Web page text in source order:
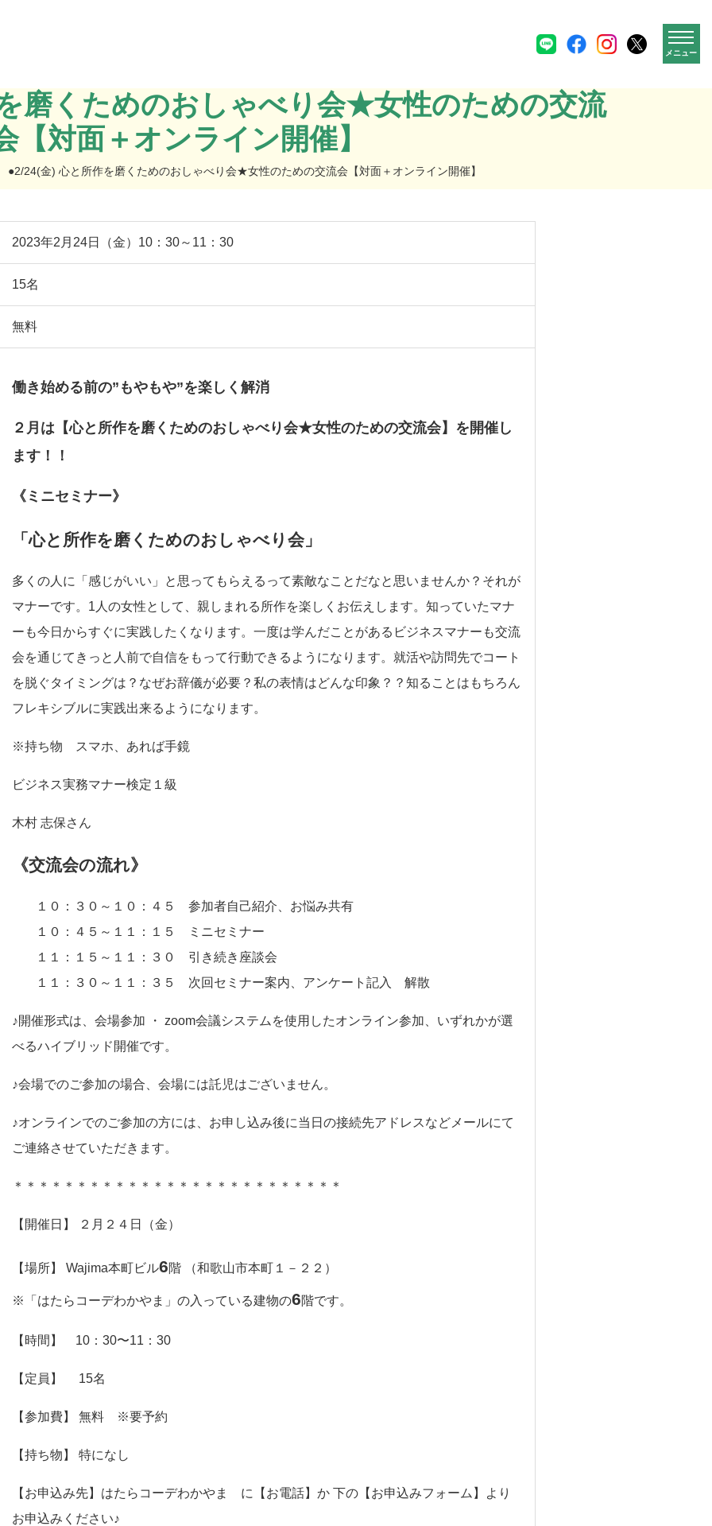
メニュー
磨くためのおしゃべり会★女性のための交流
【対面＋オンライン開催】
●2/24(金) 心と所作を磨くためのおしゃべり会★女性のための交流会【対面＋オンライン開催】
2023年2月24日（金）10：30～11：30
15名
無料
働き始める前の”もやもや”を楽しく解消
２月は【心と所作を磨くためのおしゃべり会★女性のための交流会】を開催し
ます！！
《ミニセミナー》
「心と所作を磨くためのおしゃべり会」
多くの人に「感じがいい」と思ってもらえるって素敵なことだなと思いませんか？それが
マナーです。1人の女性として、親しまれる所作を楽しくお伝えします。知っていたマナ
ーも今日からすぐに実践したくなります。一度は学んだことがあるビジネスマナーも交流
会を通じてきっと人前で自信をもって行動できるようになります。就活や訪問先でコート
を脱ぐタイミングは？なぜお辞儀が必要？私の表情はどんな印象？？知ることはもちろん
フレキシブルに実践出来るようになります。
※持ち物 スマホ、あれば手鏡
ビジネス実務マナー検定１級
木村 志保さん
《交流会の流れ》
１０：３０～１０：４５ 参加者自己紹介、お悩み共有
１０：４５～１１：１５ ミニセミナー
１１：１５～１１：３０ 引き続き座談会
１１：３０～１１：３５ 次回セミナー案内、アンケート記入 解散
♪開催形式は、会場参加 ・ zoom会議システムを使用したオンライン参加、いずれかが選
べるハイブリッド開催です。
♪会場でのご参加の場合、会場には託児はございません。
♪オンラインでのご参加の方には、お申し込み後に当日の接続先アドレスなどメールにて
ご連絡させていただきます。
＊ ＊ ＊ ＊ ＊ ＊ ＊ ＊ ＊ ＊ ＊ ＊ ＊ ＊ ＊ ＊ ＊ ＊ ＊ ＊ ＊ ＊ ＊ ＊ ＊ ＊
【開催日】 ２月２４日（金）
【場所】 Wajima本町ビル6階 （和歌山市本町１－２２）
※「はたらコーデわかやま」の入っている建物の6階です。
【時間】 10：30〜11：30
【定員】 15名
【参加費】 無料 ※要予約
【持ち物】 特になし
【お申込み先】はたらコーデわかやま に【お電話】か 下の【お申込みフォーム】より
お申込みください♪